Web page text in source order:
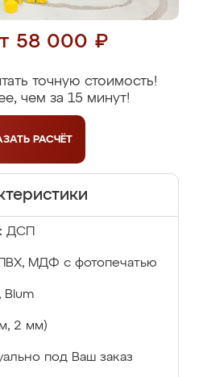
58 000 ₽
точную стоимость!
чем за 15 минут!
РАСЧЁТ
ДСП
МДФ с фотопечатью
Blum
2 мм)
под Ваш заказ